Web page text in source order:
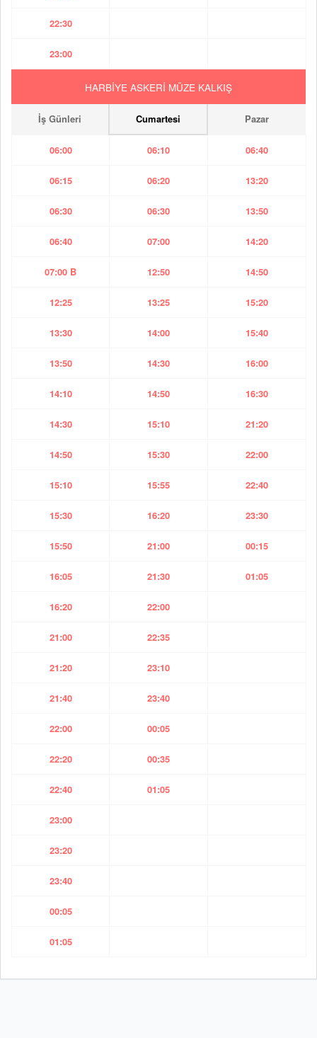
22:30
23:00
HARBİYE ASKERİ MÜZE KALKIŞ
İş Günleri Cumartesi Pazar
06:00 06:10 06:40
06:15 06:20 13:20
06:30 06:30 13:50
06:40 07:00 14:20
07:00 B 12:50 14:50
12:25 13:25 15:20
13:30 14:00 15:40
13:50 14:30 16:00
14:10 14:50 16:30
14:30 15:10 21:20
14:50 15:30 22:00
15:10 15:55 22:40
15:30 16:20 23:30
15:50 21:00 00:15
16:05 21:30 01:05
16:20 22:00
21:00 22:35
21:20 23:10
21:40 23:40
22:00 00:05
22:20 00:35
22:40 01:05
23:00
23:20
23:40
00:05
01:05